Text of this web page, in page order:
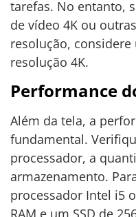
tarefas. No entanto,
de vídeo 4K ou
resolução,
resolução 4K.
Performance
Além da tela, a
fundamental.
processador, a
armazenamento.
processador Intel i5